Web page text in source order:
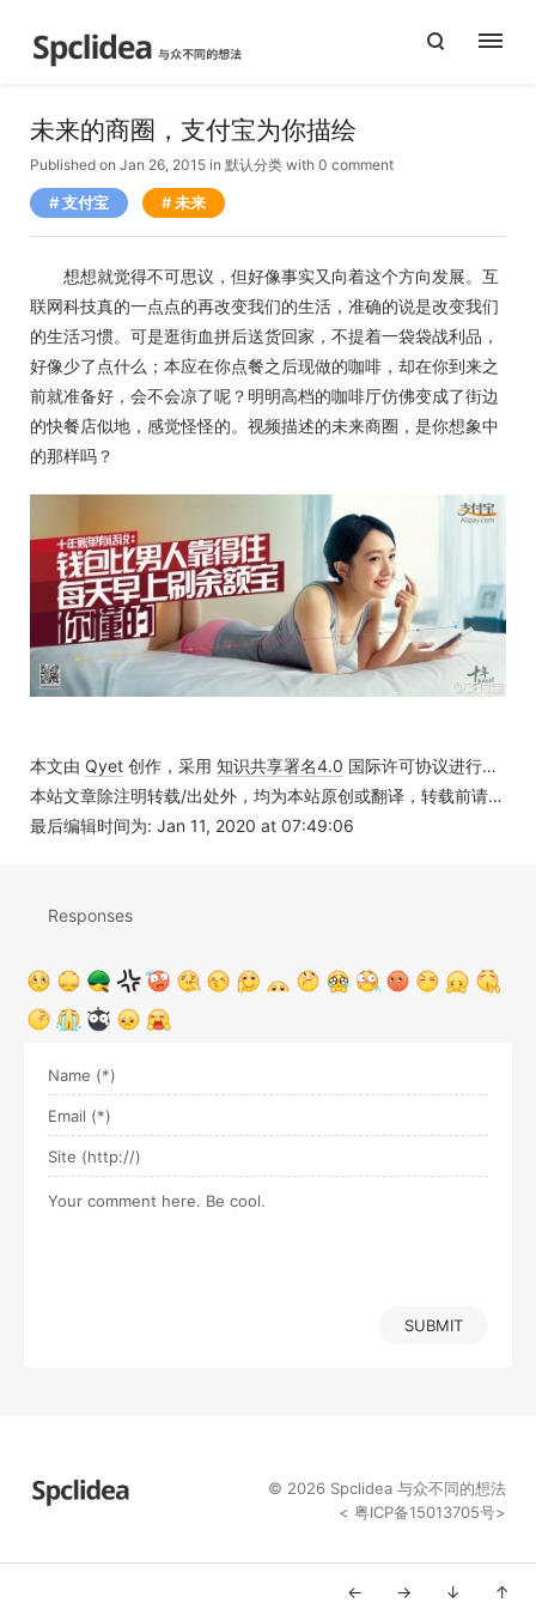
未来的商圈，支付宝为你描绘
Published on Jan 26, 2015 in 默认分类 with 0 comment
支付宝 未来
想想就觉得不可思议，但好像事实又向着这个方向发展。互
联网科技真的一点点的再改变我们的生活，准确的说是改变我们
的生活习惯。可是逛街血拼后送货回家，不提着一袋袋战利品，
好像少了点什么；本应在你点餐之后现做的咖啡，却在你到来之
前就准备好，会不会凉了呢？明明高档的咖啡厅仿佛变成了街边
的快餐店似地，感觉怪怪的。视频描述的未来商圈，是你想象中
的那样吗？
本文由 Qyet 创作，采用 知识共享署名4.0 国际许可协议进行许可
本站文章除注明转载/出处外，均为本站原创或翻译，转载前请务必署名
最后编辑时间为: Jan 11, 2020 at 07:49:06
← → ↓ ↑
Responses
SUBMIT
© 2026 Spclidea 与众不同的想法
< 粤ICP备15013705号>